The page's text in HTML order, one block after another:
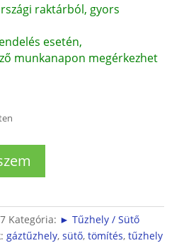
raktárból, gyors
esetén,
munkanapon megérkezhet
Kategória: ► Tűzhely / Sütő
gáztűzhely, sütő, tömítés, tűzhely